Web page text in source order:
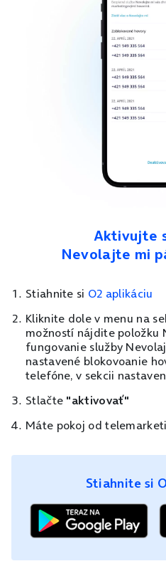
Aktivujte
Nevolajte mi
Stiahnite si O2 aplikáciu
Kliknite dole v menu na
možností nájdite položku
fungovanie služby
nastavené blokovoanie
telefóne, v sekcii
Stlačte "aktivovať"
Máte pokoj od
Stiahnite si